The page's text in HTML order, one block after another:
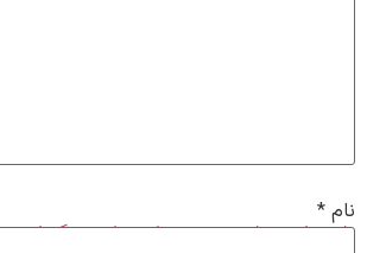
خدمات تخصصی میکروبلیدینگ ابرو
نام *